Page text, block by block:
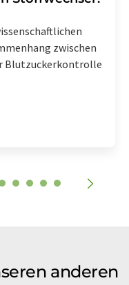
zwischen
Blutzuckerkontrolle
anderen